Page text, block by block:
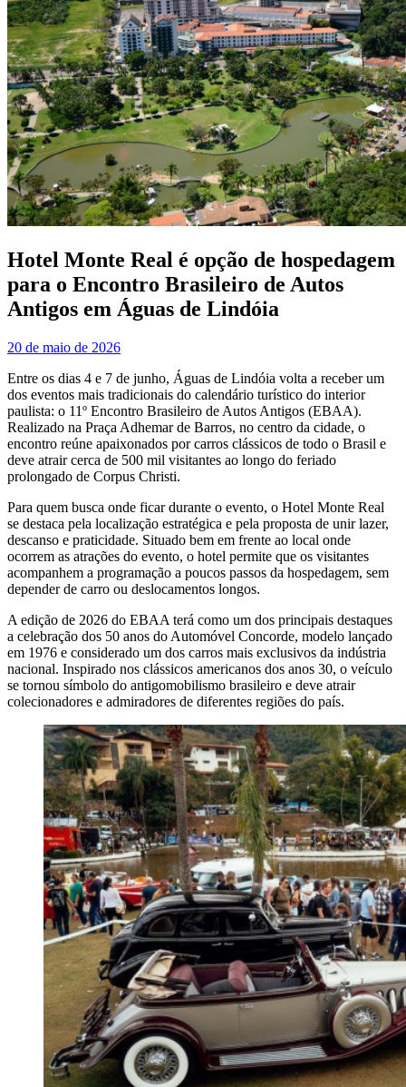
Hotel Monte Real é opção de hospedagem
para o Encontro Brasileiro de Autos
Antigos em Águas de Lindóia
20 de maio de 2026
Entre os dias 4 e 7 de junho, Águas de Lindóia volta a receber um
dos eventos mais tradicionais do calendário turístico do interior
paulista: o 11º Encontro Brasileiro de Autos Antigos (EBAA).
Realizado na Praça Adhemar de Barros, no centro da cidade, o
encontro reúne apaixonados por carros clássicos de todo o Brasil e
deve atrair cerca de 500 mil visitantes ao longo do feriado
prolongado de Corpus Christi.
Para quem busca onde ficar durante o evento, o Hotel Monte Real
se destaca pela localização estratégica e pela proposta de unir lazer,
descanso e praticidade. Situado bem em frente ao local onde
ocorrem as atrações do evento, o hotel permite que os visitantes
acompanhem a programação a poucos passos da hospedagem, sem
depender de carro ou deslocamentos longos.
A edição de 2026 do EBAA terá como um dos principais destaques
a celebração dos 50 anos do Automóvel Concorde, modelo lançado
em 1976 e considerado um dos carros mais exclusivos da indústria
nacional. Inspirado nos clássicos americanos dos anos 30, o veículo
se tornou símbolo do antigomobilismo brasileiro e deve atrair
colecionadores e admiradores de diferentes regiões do país.